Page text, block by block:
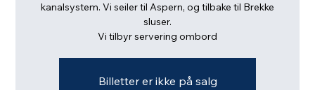
kanalsystem. Vi seiler til Aspern, og tilbake til Brekke
sluser.
Vi tilbyr servering ombord
Billetter er ikke på salg